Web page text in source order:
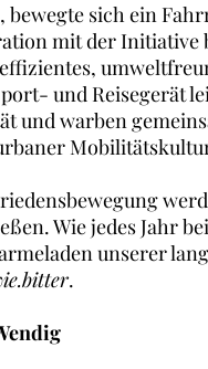
sich ein
mit der Initiative
und Reisegerät
und warben
Wie jedes Jahr
unserer
.